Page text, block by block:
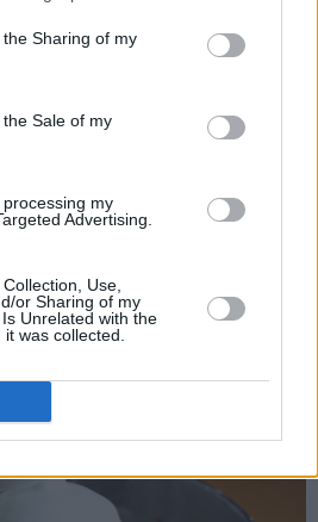
Sharing of my
Sale of my
my
Advertising.
Use,
or Sharing of my
Unrelated with the
was collected.
mykt smør sammen med melis.
en luftig smørkrem. Pisk til slutt